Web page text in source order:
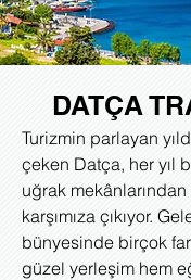
DATÇA
Turizmin parlayan
çeken Datça, her yıl
uğrak
karşımıza çıkıyor.
bünyesinde birçok
güzel yerleşim hem